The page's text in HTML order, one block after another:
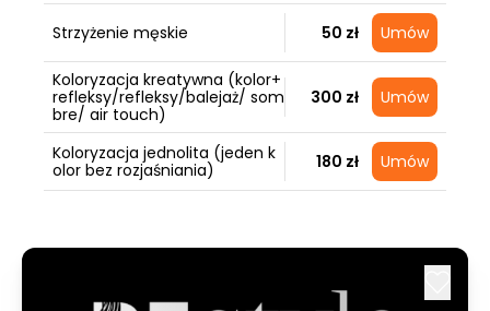
Strzyżenie męskie 50 zł Umów
Koloryzacja kreatywna (kolor+
refleksy/refleksy/balejaż/ som
bre/ air touch)
300 zł Umów
Koloryzacja jednolita (jeden k
olor bez rozjaśniania)
180 zł Umów